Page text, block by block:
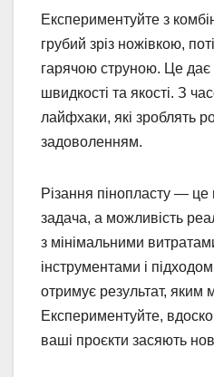
Експериментуйте з
грубий зріз ножівкою,
гарячою струною. Це
швидкості та якості. З
лайфхаки, які зроблять
задоволенням.
Різання пінопласту — це
задача, а можливість
з мінімальними
інструментами і
отримує результат,
Експериментуйте,
ваші проєкти засяють